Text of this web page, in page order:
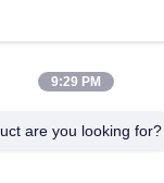
हमारे बारे में
गुणवत्ता नियंत्रण
9:29 PM
are you looking for?